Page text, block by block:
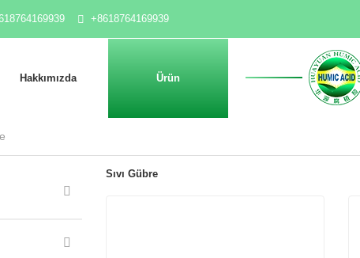
+8618764169939
Hakkımızda Ürün
Sıvı Gübre